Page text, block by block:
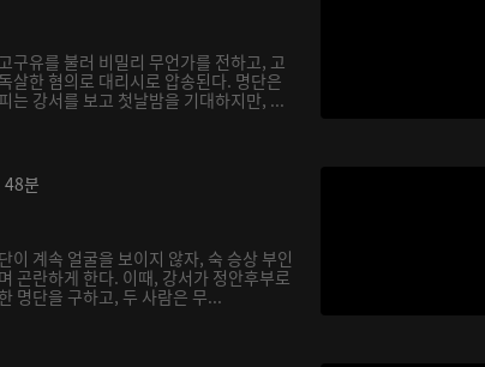
구유를 불러 비밀리 무언가를 전하고, 고
살한 혐의로 대리시로 압송된다. 명단은
는 강서를 보고 첫날밤을 기대하지만, ...
48분
이 계속 얼굴을 보이지 않자, 숙 승상 부인
곤란하게 한다. 이때, 강서가 정안후부로
명단을 구하고, 두 사람은 무...